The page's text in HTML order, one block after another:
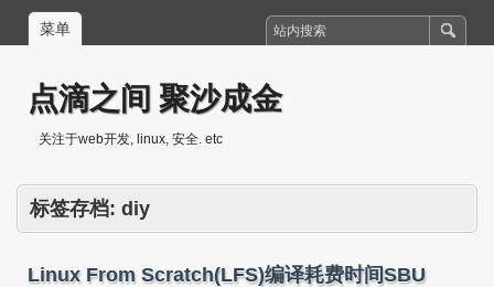
菜单
点滴之间 聚沙成金
关注于web开发, linux, 安全. etc
标签存档: diy
Linux From Scratch(LFS)编译耗费时间SBU